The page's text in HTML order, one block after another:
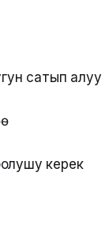
сатып алуу
керек